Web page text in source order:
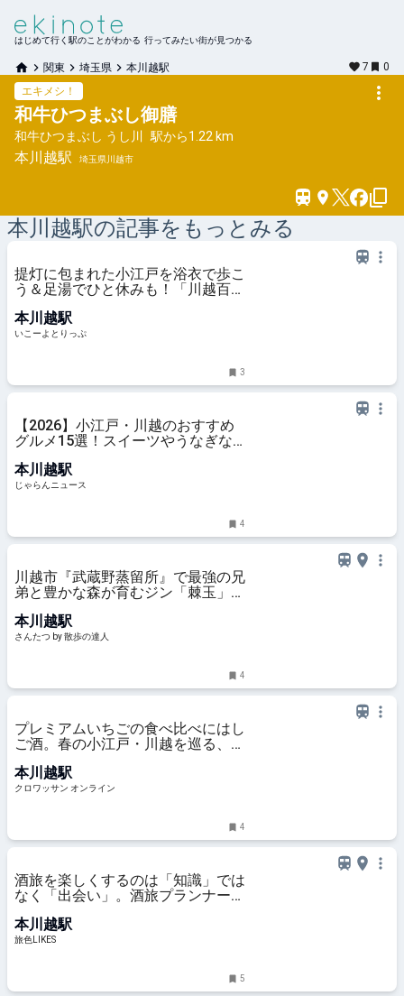
はじめて行く駅のことがわかる 行ってみたい街が見つかる
関東 埼玉県 本川越駅 7
0
エキメシ！
和牛ひつまぶし御膳
和牛ひつまぶし うし川 駅から1.22 km
本川越駅 埼玉県川越市
本川越駅の記事をもっとみる
提灯に包まれた小江戸を浴衣で歩こ
う＆足湯でひと休みも！「川越百万
りっぷ
本川越駅
いこーよとりっぷ
3
【2026】小江戸・川越のおすすめ
グルメ15選！スイーツやうなぎな
ゃらんニュース
本川越駅
じゃらんニュース
4
川越市『武蔵野蒸留所』で最強の兄
弟と豊かな森が育むジン「棘玉」
ち】｜さんたつ by 散歩の達人
本川越駅
さんたつ by 散歩の達人
4
プレミアムいちごの食べ比べにはし
ご酒。春の小江戸・川越を巡る、大
ッサン オンライン
本川越駅
クロワッサン オンライン
4
酒旅を楽しくするのは「知識」では
なく「出会い」。酒旅プランナー・
しみ方｜旅色LIKES
本川越駅
旅色LIKES
5